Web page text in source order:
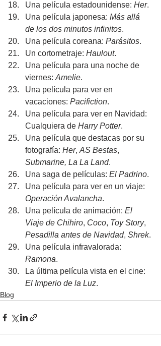
Una película estadounidense: Her.
Una película japonesa: Más allá
de los dos minutos infinitos.
Una película coreana: Parásitos.
Un cortometraje: Haulout.
Una película para una noche de
viernes: Amelie.
Una película para ver en
vacaciones: Pacifiction.
Una película para ver en Navidad:
Cualquiera de Harry Potter.
Una película que destacas por su
fotografía: Her, AS Bestas,
Submarine, La La Land.
Una saga de películas: El Padrino.
Una película para ver en un viaje:
Operación Avalancha.
Una película de animación: El
Viaje de Chihiro, Coco, Toy Story,
Pesadilla antes de Navidad, Shrek.
Una película infravalorada:
Ramona.
La última película vista en el cine:
El Imperio de la Luz.
Blog